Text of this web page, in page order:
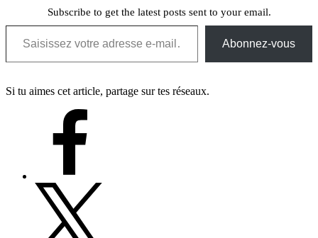
Subscribe to get the latest posts sent to your email.
Saisissez votre adresse e-mail…
Abonnez-vous
Si tu aimes cet article, partage sur tes réseaux.